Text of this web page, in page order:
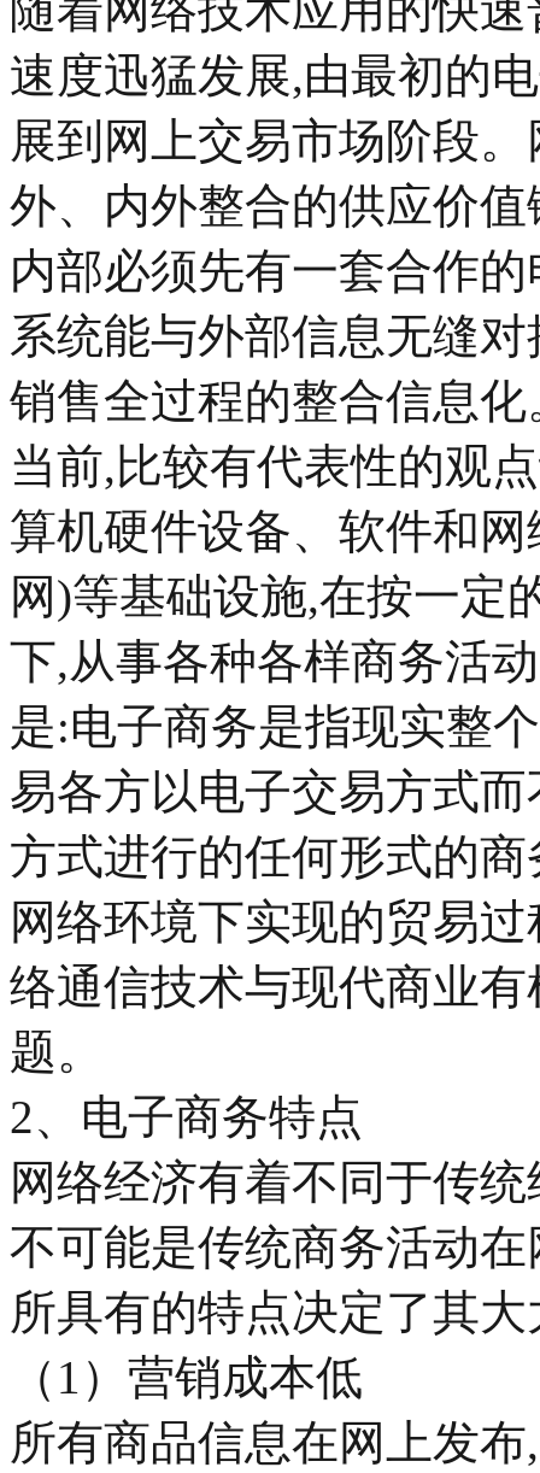
速度迅猛发展,由最初的
展到网上交易市场阶段
外、内外整合的供应价
内部必须先有一套合作
系统能与外部信息无缝
销售全过程的整合信息化
当前,比较有代表性的观
算机硬件设备、软件和
网)等基础设施,在按一定
下,从事各种各样商务活
是:电子商务是指现实整
易各方以电子交易方式
方式进行的任何形式的
网络环境下实现的贸易
络通信技术与现代商业
题。
2、电子商务特点
网络经济有着不同于传
不可能是传统商务活动
所具有的特点决定了其
（1）营销成本低
所有商品信息在网上发